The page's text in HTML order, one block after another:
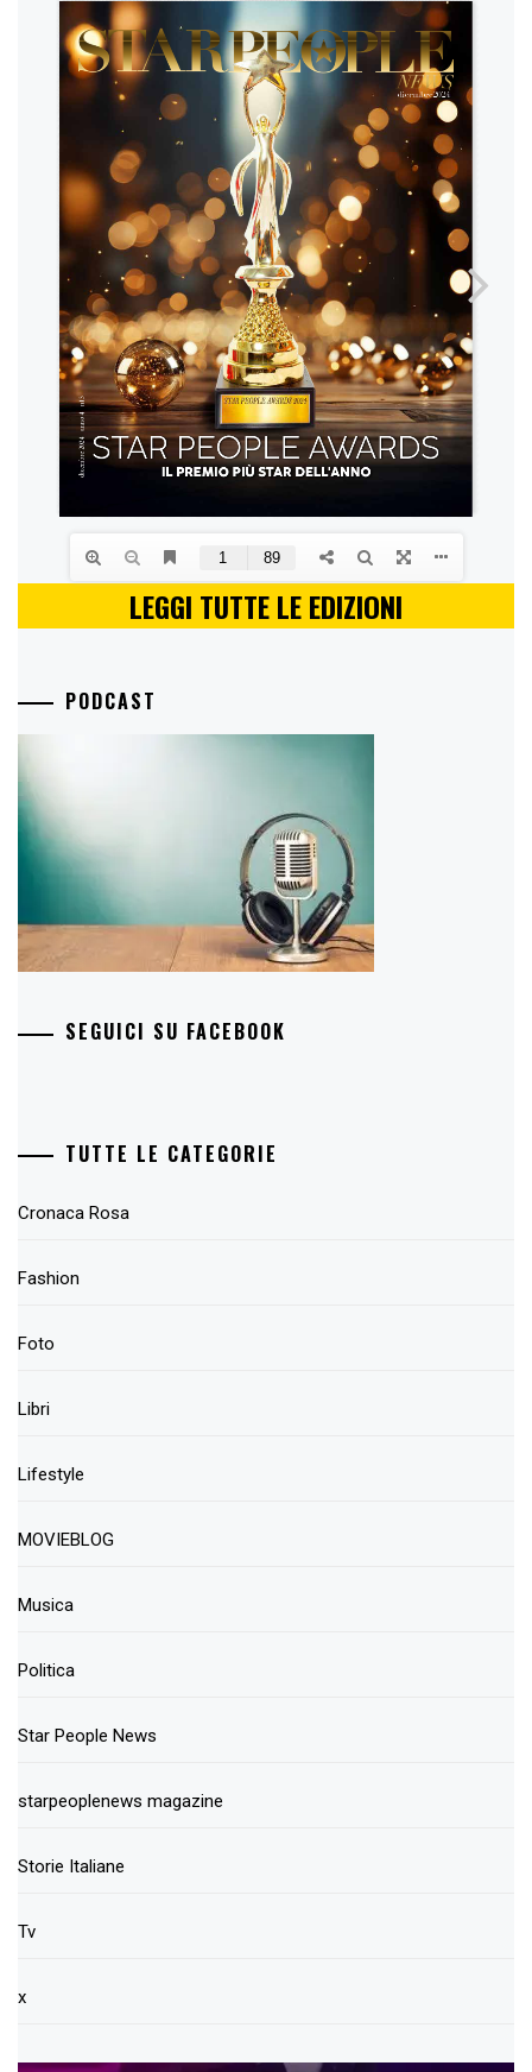
LEGGI TUTTE LE EDIZIONI
PODCAST
SEGUICI SU FACEBOOK
TUTTE LE CATEGORIE
Cronaca Rosa
Fashion
Foto
Libri
Lifestyle
MOVIEBLOG
Musica
Politica
Star People News
starpeoplenews magazine
Storie Italiane
Tv
x